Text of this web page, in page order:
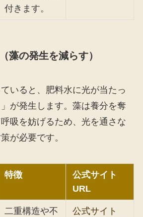
付きます。
藻の発生を減らす）
いると、肥料水に光が当たっ
が発生します。藻は養分を奪
吸を妨げるため、光を通さな
が必要です。
特徴
公式サイト
URL
二重構造や不
公式サイト